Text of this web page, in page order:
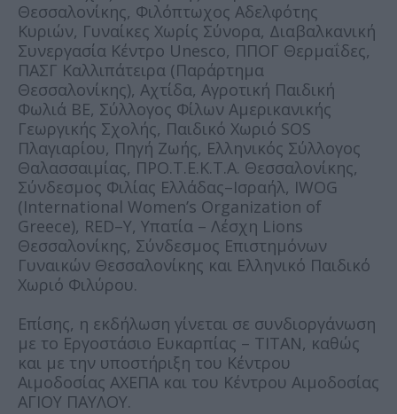
Θεσσαλονίκης, Φιλόπτωχος Αδελφότης
Κυριών, Γυναίκες Χωρίς Σύνορα, Διαβαλκανική
Συνεργασία Κέντρο Unesco, ΠΠΟΓ Θερμαΐδες,
ΠΑΣΓ Καλλιπάτειρα (Παράρτημα
Θεσσαλονίκης), Αχτίδα, Αγροτική Παιδική
Φωλιά ΒΕ, Σύλλογος Φίλων Αμερικανικής
Γεωργικής Σχολής, Παιδικό Χωριό SOS
Πλαγιαρίου, Πηγή Ζωής, Ελληνικός Σύλλογος
Θαλασσαιμίας, ΠΡΟ.Τ.Ε.Κ.Τ.Α. Θεσσαλονίκης,
Σύνδεσμος Φιλίας Ελλάδας–Ισραήλ, IWOG
(International Women’s Organization of
Greece), RED–Y, Υπατία – Λέσχη Lions
Θεσσαλονίκης, Σύνδεσμος Επιστημόνων
Γυναικών Θεσσαλονίκης και Ελληνικό Παιδικό
Χωριό Φιλύρου.
Επίσης, η εκδήλωση γίνεται σε συνδιοργάνωση
με το Εργοστάσιο Ευκαρπίας – ΤΙΤΑΝ, καθώς
και με την υποστήριξη του Κέντρου
Αιμοδοσίας ΑΧΕΠΑ και του Κέντρου Αιμοδοσίας
ΑΓΙΟΥ ΠΑΥΛΟΥ.